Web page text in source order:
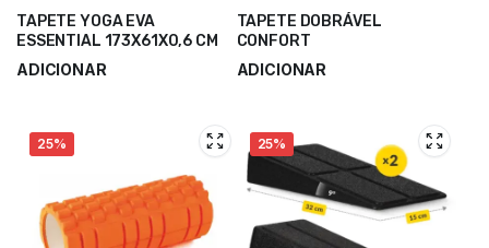
TAPETE YOGA EVA
ESSENTIAL 173X61X0,6 CM
ADICIONAR
TAPETE DOBRÁVEL
CONFORT
ADICIONAR
25% 25%